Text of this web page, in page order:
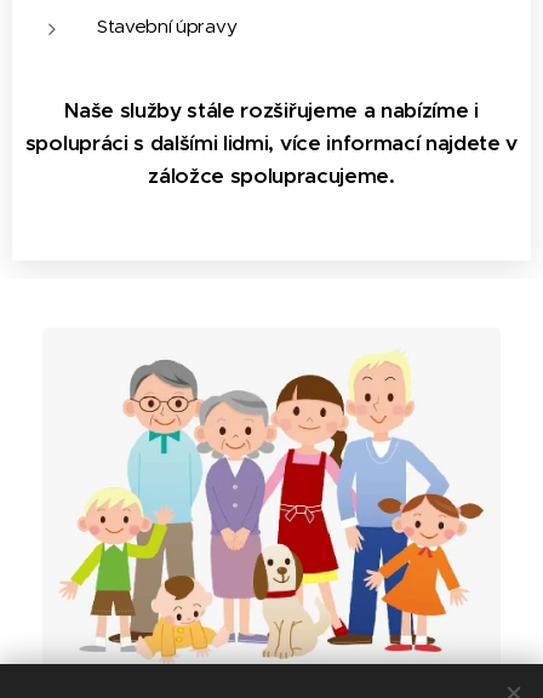
Stavební úpravy
Naše služby stále rozšiřujeme a nabízíme i
spolupráci s dalšími lidmi, více informací najdete v
záložce spolupracujeme.